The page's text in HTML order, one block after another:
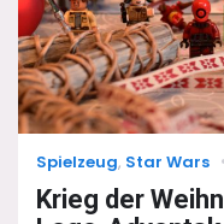
Categories
Spielzeug, Star Wars
Krieg der